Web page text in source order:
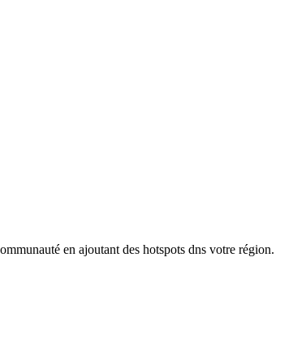
en ajoutant des hotspots dns votre région.